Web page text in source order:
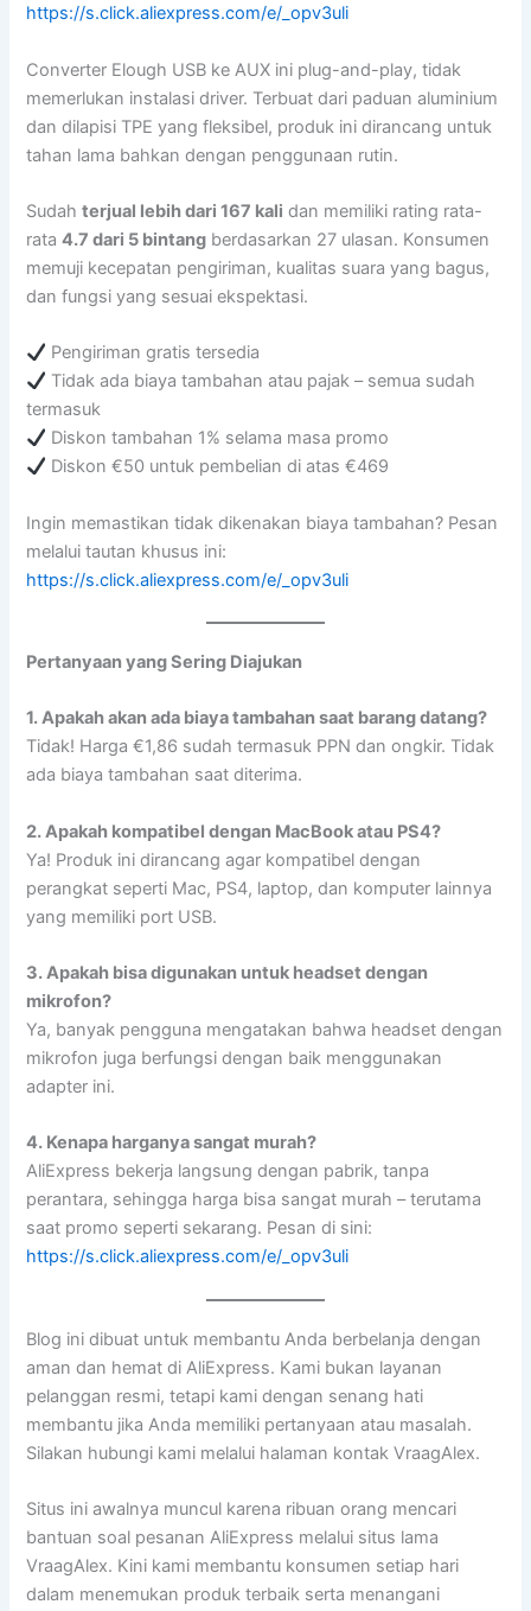
https://s.click.aliexpress.com/e/_opv3uli
Converter Elough USB ke AUX ini plug-and-play, tidak
memerlukan instalasi driver. Terbuat dari paduan aluminium
dan dilapisi TPE yang fleksibel, produk ini dirancang untuk
tahan lama bahkan dengan penggunaan rutin.
Sudahterjual lebih dari 167 kali dan memiliki rating rata-
rata4.7 dari 5 bintang berdasarkan 27 ulasan. Konsumen
memuji kecepatan pengiriman, kualitas suara yang bagus,
dan fungsi yang sesuai ekspektasi.
Pengiriman gratis tersedia
Tidak ada biaya tambahan atau pajak – semua sudah
termasuk
Diskon tambahan 1% selama masa promo
Diskon €50 untuk pembelian di atas €469
Ingin memastikan tidak dikenakan biaya tambahan? Pesan
melalui tautan khusus ini:
https://s.click.aliexpress.com/e/_opv3uli
Pertanyaan yang Sering Diajukan
1. Apakah akan ada biaya tambahan saat barang datang?
Tidak! Harga €1,86 sudah termasuk PPN dan ongkir. Tidak
ada biaya tambahan saat diterima.
2. Apakah kompatibel dengan MacBook atau PS4?
Ya! Produk ini dirancang agar kompatibel dengan
perangkat seperti Mac, PS4, laptop, dan komputer lainnya
yang memiliki port USB.
3. Apakah bisa digunakan untuk headset dengan
mikrofon?
Ya, banyak pengguna mengatakan bahwa headset dengan
mikrofon juga berfungsi dengan baik menggunakan
adapter ini.
4. Kenapa harganya sangat murah?
AliExpress bekerja langsung dengan pabrik, tanpa
perantara, sehingga harga bisa sangat murah – terutama
saat promo seperti sekarang. Pesan di sini:
https://s.click.aliexpress.com/e/_opv3uli
Blog ini dibuat untuk membantu Anda berbelanja dengan
aman dan hemat di AliExpress. Kami bukan layanan
pelanggan resmi, tetapi kami dengan senang hati
membantu jika Anda memiliki pertanyaan atau masalah.
Silakan hubungi kami melalui halaman kontak VraagAlex.
Situs ini awalnya muncul karena ribuan orang mencari
bantuan soal pesanan AliExpress melalui situs lama
VraagAlex. Kini kami membantu konsumen setiap hari
dalam menemukan produk terbaik serta menangani